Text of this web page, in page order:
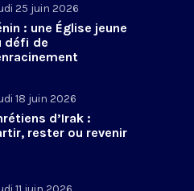
25 juin 2026
: une Église jeune
défi de
18 juin 2026
d’Irak :
rester ou revenir